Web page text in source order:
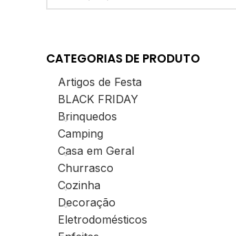
CATEGORIAS DE PRODUTO
Artigos de Festa
BLACK FRIDAY
Brinquedos
Camping
Casa em Geral
Churrasco
Cozinha
Decoração
Eletrodomésticos